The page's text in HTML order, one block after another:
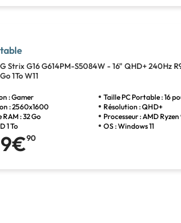
Strix G16 G614PM-S5084W - 16" QHD+ 240Hz
1To W11
: Gamer
Taille PC Portable : 16
: 2560x1600
Résolution : QHD+
: 32 Go
Processeur : AMD Ryzen
1 To
OS : Windows 11
90